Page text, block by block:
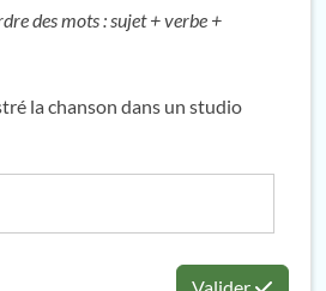
des mots : sujet + verbe +
la chanson dans un studio
Valider